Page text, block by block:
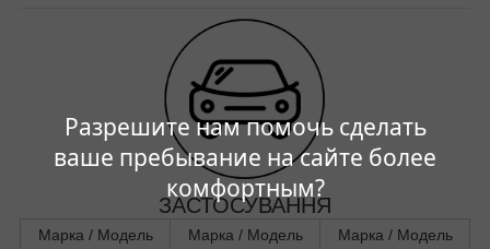
Разрешите нам помочь сделать
ваше пребывание на сайте более
комфортным?
ЗАСТОСУВАННЯ
Марка / Модель Марка / Модель
Марка / Модель